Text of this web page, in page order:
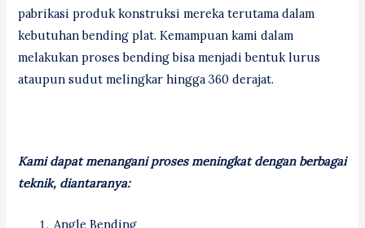
pabrikasi produk konstruksi mereka terutama dalam
kebutuhan bending plat. Kemampuan kami dalam
melakukan proses bending bisa menjadi bentuk lurus
ataupun sudut melingkar hingga 360 derajat.
Kami dapat menangani proses meningkat dengan berbagai
teknik, diantaranya:
Angle Bending